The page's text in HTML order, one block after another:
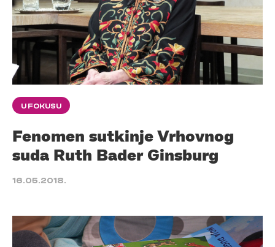
U FOKUSU
Fenomen sutkinje Vrhovnog
suda Ruth Bader Ginsburg
16.05.2018.